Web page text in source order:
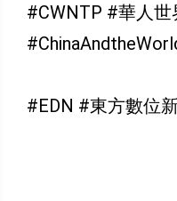
#CWNTP #華人世
#EDN #東方數位